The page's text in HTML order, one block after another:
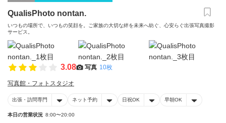
QualisPhoto nontan.
いつもの場所で、いつもの笑顔を。ご家族の大切な絆を未来へ紡ぐ、心安らぐ出張写真撮影
サービス。
3.08 写真 10枚
写真館・フォトスタジオ
出張・訪問専門 ネット予約 日祝OK 早朝OK
本日の営業状況 8:00〜20:00